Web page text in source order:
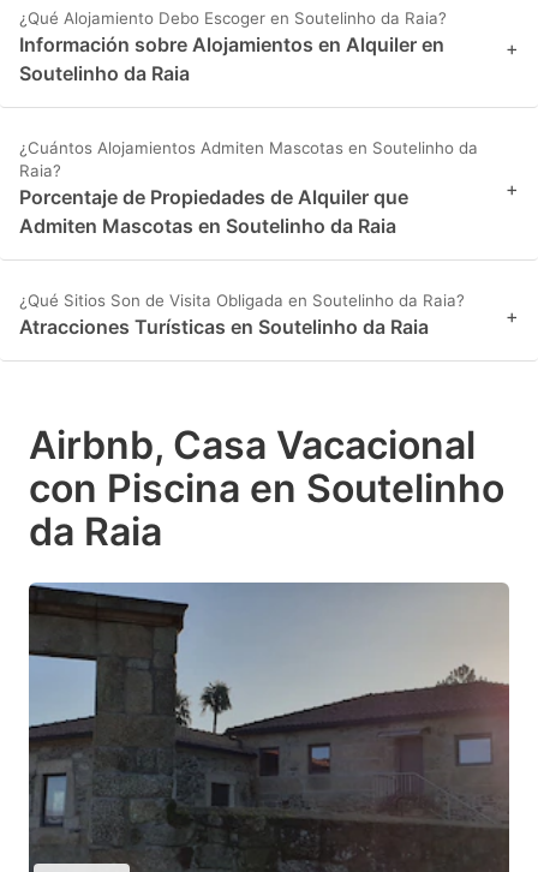
¿Qué Alojamiento Debo Escoger en Soutelinho da Raia?
Información sobre Alojamientos en Alquiler en
Soutelinho da Raia
+
¿Cuántos Alojamientos Admiten Mascotas en Soutelinho da
Raia?
Porcentaje de Propiedades de Alquiler que
Admiten Mascotas en Soutelinho da Raia
+
¿Qué Sitios Son de Visita Obligada en Soutelinho da Raia?
Atracciones Turísticas en Soutelinho da Raia +
Airbnb, Casa Vacacional
con Piscina en Soutelinho
da Raia